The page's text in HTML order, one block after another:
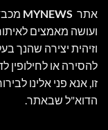
אתר MYNEWS
ועושה מאמצים
וזיהית יצירה שהנך
להסירה או לחילופין
זו, אנא פני אלינו
הדוא"ל שבאתר.